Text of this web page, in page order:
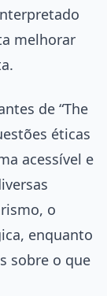
melhorar
de “The
éticas
acessível e
o
enquanto
sobre o que